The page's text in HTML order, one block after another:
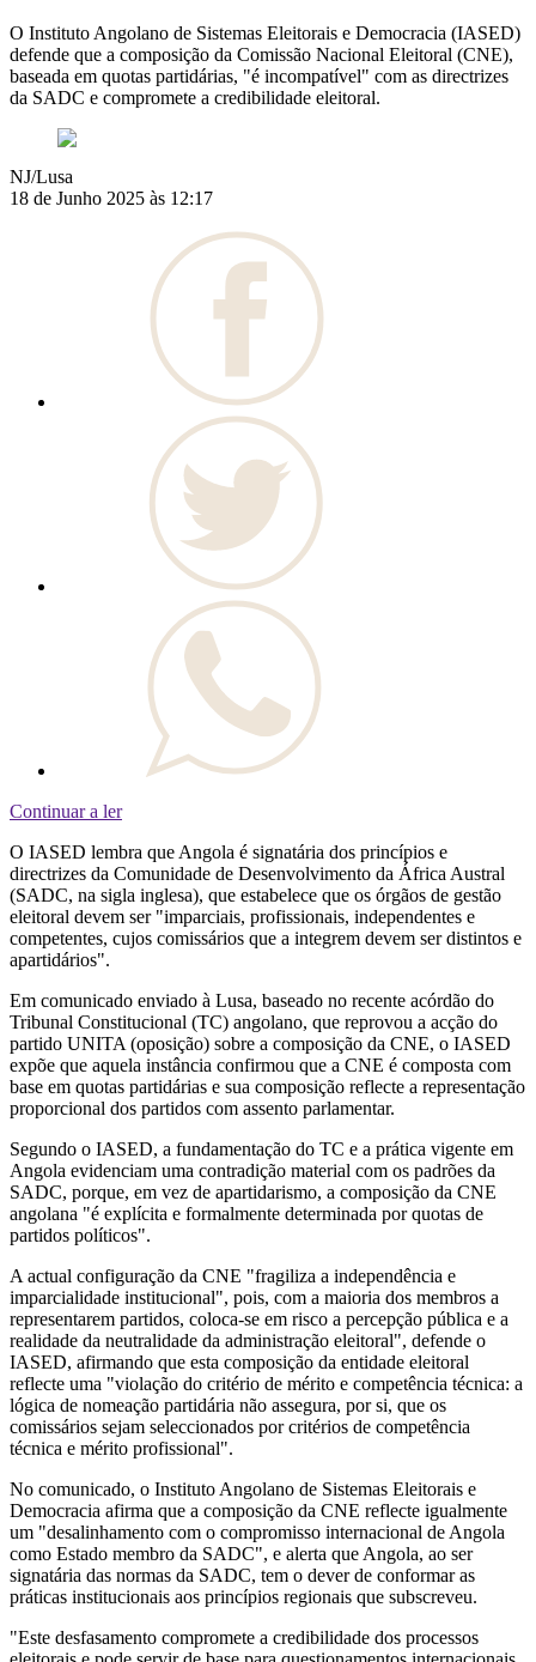
O Instituto Angolano de Sistemas Eleitorais e Democracia (IASED)
defende que a composição da Comissão Nacional Eleitoral (CNE),
baseada em quotas partidárias, "é incompatível" com as directrizes
da SADC e compromete a credibilidade eleitoral.
NJ/Lusa
18 de Junho 2025 às 12:17
Continuar a ler
O IASED lembra que Angola é signatária dos princípios e
directrizes da Comunidade de Desenvolvimento da África Austral
(SADC, na sigla inglesa), que estabelece que os órgãos de gestão
eleitoral devem ser "imparciais, profissionais, independentes e
competentes, cujos comissários que a integrem devem ser distintos e
apartidários".
Em comunicado enviado à Lusa, baseado no recente acórdão do
Tribunal Constitucional (TC) angolano, que reprovou a acção do
partido UNITA (oposição) sobre a composição da CNE, o IASED
expõe que aquela instância confirmou que a CNE é composta com
base em quotas partidárias e sua composição reflecte a representação
proporcional dos partidos com assento parlamentar.
Segundo o IASED, a fundamentação do TC e a prática vigente em
Angola evidenciam uma contradição material com os padrões da
SADC, porque, em vez de apartidarismo, a composição da CNE
angolana "é explícita e formalmente determinada por quotas de
partidos políticos".
A actual configuração da CNE "fragiliza a independência e
imparcialidade institucional", pois, com a maioria dos membros a
representarem partidos, coloca-se em risco a percepção pública e a
realidade da neutralidade da administração eleitoral", defende o
IASED, afirmando que esta composição da entidade eleitoral
reflecte uma "violação do critério de mérito e competência técnica: a
lógica de nomeação partidária não assegura, por si, que os
comissários sejam seleccionados por critérios de competência
técnica e mérito profissional".
No comunicado, o Instituto Angolano de Sistemas Eleitorais e
Democracia afirma que a composição da CNE reflecte igualmente
um "desalinhamento com o compromisso internacional de Angola
como Estado membro da SADC", e alerta que Angola, ao ser
signatária das normas da SADC, tem o dever de conformar as
práticas institucionais aos princípios regionais que subscreveu.
"Este desfasamento compromete a credibilidade dos processos